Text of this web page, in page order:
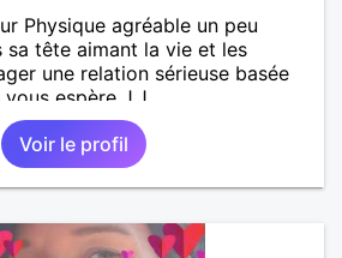
Physique agréable un peu
sa tête aimant la vie et les
une relation sérieuse basée
espère J.J
Voir le profil